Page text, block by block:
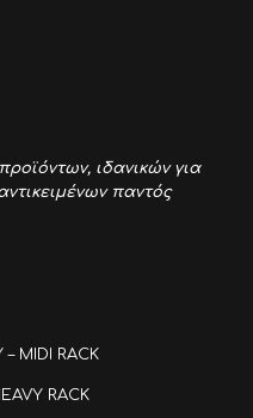
ιδανικών για
παντός
MIDI RACK
RACK